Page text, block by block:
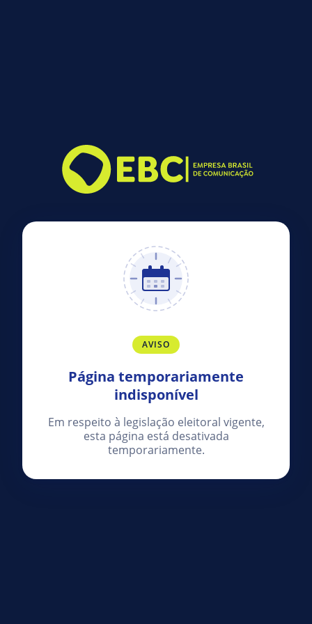
AVISO
Página temporariamente
indisponível
Em respeito à legislação eleitoral vigente,
esta página está desativada
temporariamente.